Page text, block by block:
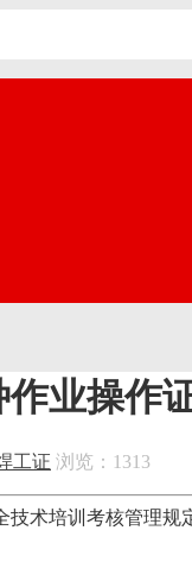
业操作
工证 浏览：1313
术培训考核管理